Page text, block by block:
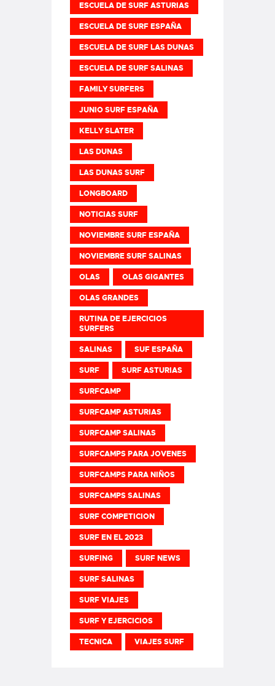
ESCUELA DE SURF ASTURIAS
ESCUELA DE SURF ESPAÑA
ESCUELA DE SURF LAS DUNAS
ESCUELA DE SURF SALINAS
FAMILY SURFERS
JUNIO SURF ESPAÑA
KELLY SLATER
LAS DUNAS
LAS DUNAS SURF
LONGBOARD
NOTICIAS SURF
NOVIEMBRE SURF ESPAÑA
NOVIEMBRE SURF SALINAS
OLAS OLAS GIGANTES
OLAS GRANDES
RUTINA DE EJERCICIOS
SURFERS
SALINAS SUF ESPAÑA
SURF SURF ASTURIAS
SURFCAMP
SURFCAMP ASTURIAS
SURFCAMP SALINAS
SURFCAMPS PARA JOVENES
SURFCAMPS PARA NIÑOS
SURFCAMPS SALINAS
SURF COMPETICION
SURF EN EL 2023
SURFING SURF NEWS
SURF SALINAS
SURF VIAJES
SURF Y EJERCICIOS
TECNICA VIAJES SURF